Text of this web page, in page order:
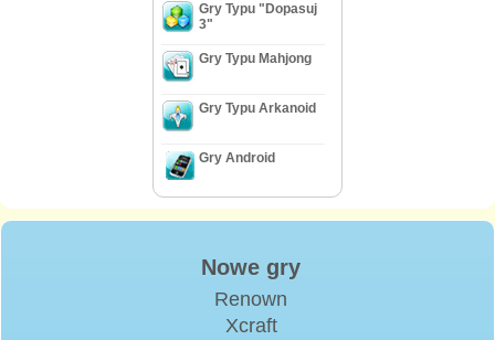
Gry Typu "Dopasuj
3"
Gry Typu Mahjong
Gry Typu Arkanoid
Gry Android
Nowe gry
Renown
Xcraft